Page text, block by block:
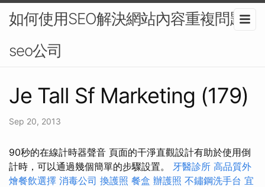
如何使用SEO解決網站內容重複問題-
seo公司
Je Tall Sf Marketing (179)
Sep 20, 2013
90秒的在線計時器聲音 頁面的干淨直觀設計有助於使用倒
計時，可以通過幾個簡單的步驟設置。 牙醫診所 高品質外
燴餐飲選擇 消毒公司 換護照 餐盒 辦護照 不鏽鋼洗手台 宜